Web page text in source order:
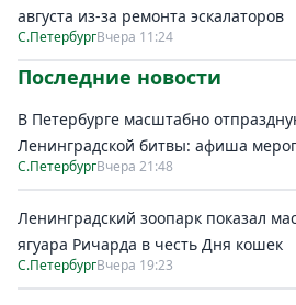
августа из-за ремонта эскалаторов
С.ПетербургВчера 11:24
Последние новости
В Петербурге масштабно
Ленинградской битвы: афиша
С.ПетербургВчера 21:48
Ленинградский зоопарк показал
ягуара Ричарда в честь Дня кошек
С.ПетербургВчера 19:23